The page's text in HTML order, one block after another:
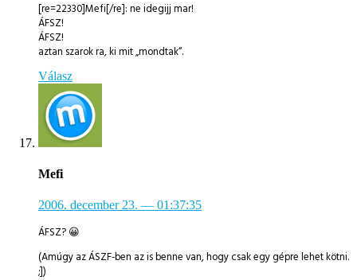
[re=22330]Mefi[/re]: ne idegijj mar!
ÁFSZ!
ÁFSZ!
aztan szarok ra, ki mit „mondtak“.
Válasz
Mefi
2006. december 23. — 01:37:35
ÁFSZ? 😀
(Amúgy az ÁSZF-ben az is benne van, hogy csak egy gépre lehet kötni.
;])